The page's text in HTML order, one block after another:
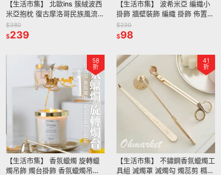
【生活市集】 北歐ins 簇絨波西
米亞抱枕 復古摩洛哥民族風流蘇
抱枕 可拆洗抱枕 抱枕套靠墊抱
枕北歐抱枕
$380
$239
【生活市集】 波希米亞 編織小
掛飾 牆壁裝飾 編織 掛飾 佈置
露營 北歐 補夢網 禮物 婚禮露營
波希米亞壁掛
$230
$98
58
折
【生活市集】 香氛蠟燭 旋轉蠟
燭吊飾 燭台掛飾 香氛蠟燭吊飾
41
折
【生活市集】 不鏽鋼香氛蠟燭工
具組 滅燭罩 滅燭勾 燭蕊剪 橢圓